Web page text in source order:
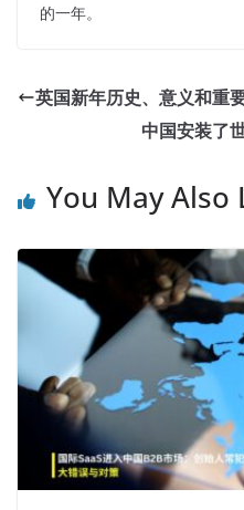
的一年。
英国新年历史、意义和重
中国安装了
You May Also